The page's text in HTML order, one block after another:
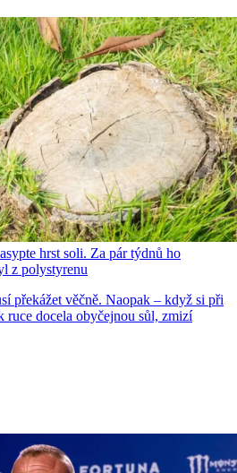
hrst soli. Za pár týdnů ho
z polystyrenu
překážet věčně. Naopak – když si při
ruce docela obyčejnou sůl, zmizí